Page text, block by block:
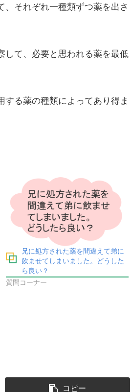
それぞれ一種類ずつ薬を出さ
して、必要と思われる薬を最低
する薬の種類によってあり得ま
兄に処方された薬を間違えて弟に
飲ませてしまいました。どうした
ら良い？
質問コーナー
コピー